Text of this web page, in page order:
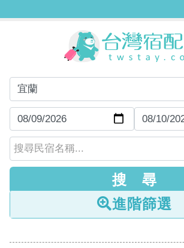
進階篩選